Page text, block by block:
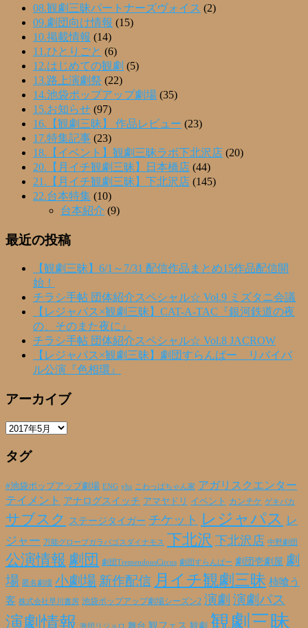
08.観劇三昧パートナーズヴォイス (2)
09.劇団向け情報 (15)
10.掲載情報 (14)
11.ひとりごと (6)
12.はじめての観劇 (5)
13.路上演劇祭 (22)
14.池袋ポップアップ劇場 (35)
15.お知らせ (97)
16.【観劇三昧】 作品レビュー (23)
17.特集記事 (23)
18.【イベント】観劇三昧ラボ下北沢店 (20)
20.【月イチ観劇三昧】日本橋店 (44)
21.【月イチ観劇三昧】下北沢店 (145)
22.台本特集 (10)
台本紹介 (9)
最近の投稿
【観劇三昧】6/1～7/31 配信作品まとめ15作品配信開
始！
チラシ手帖 団体紹介スペシャル☆ Vol.9 ミズタニ会議
【レジャパス×観劇三昧】CAT-A-TAC『銀河鉄道の夜
の、そのまた夜に』
チラシ手帖 団体紹介スペシャル☆ Vol.8 JACROW
【レジャパス×観劇三昧】劇団すらんばー リバイバ
ル公演『色相環』
アーカイブ
ア
カ
ブ
タグ
#池袋ポップアップ劇場 ENG yhs こわっぱちゃん家 アガリスクエンター
テイメント アナログスイッチ アマヤドリ イベント カンチケ ゲキバカ
サブスク ステージタイガー チケット レジャパス レ
ジャー 万能グローブガラパゴスダイナモス 下北沢 下北沢店 中野劇団
公演情報 劇団 劇団TremendousCircus 劇団すらんばー 劇団壱劇屋 劇
場 匿名劇壇 小劇場 新作配信 月イチ観劇三昧 柿喰う
客 株式会社早川書房 池袋ポップアップ劇場シーズン2 演劇 演劇パス
演劇情報 激団リジョロ 観フェス 観劇 観劇三昧